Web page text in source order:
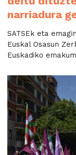
narriadura
SATSEk eta
Euskal Osasun
Euskadiko